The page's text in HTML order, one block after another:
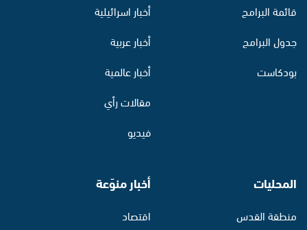
قائمة البرامج
جدول البرامج
بودكاست
أخبار اسرائيلية
أخبار عربية
أخبار عالمية
مقالات رأي
فيديو
المحليات
منطقة القدس
أخبار منوّعة
اقتصاد